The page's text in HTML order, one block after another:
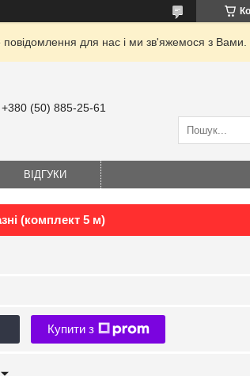
для нас і ми зв'яжемося з Вами.
+380 (50) 885-25-61
ВІДГУКИ
(комплект 5 м)
Купити з